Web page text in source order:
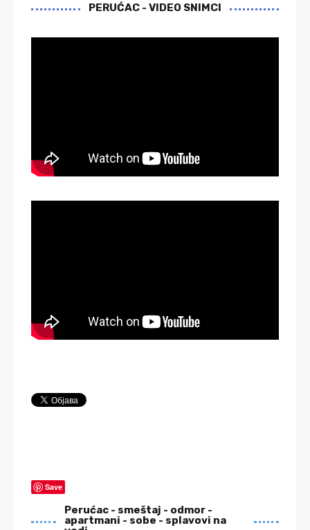
PERUĆAC - VIDEO SNIMCI
Save
Perućac - smeštaj - odmor -
apartmani - sobe - splavovi na